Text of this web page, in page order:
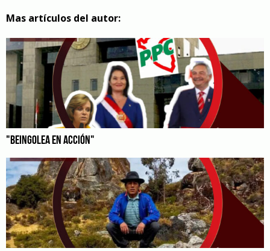
Mas artículos del autor:
"BEINGOLEA EN ACCIÓN"